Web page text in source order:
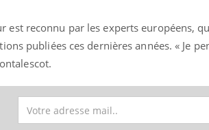
est reconnu par les experts européens,
publiées ces dernières années. « Je